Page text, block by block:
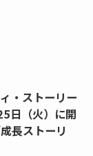
・ストーリー
日（火）に開
長ストーリ